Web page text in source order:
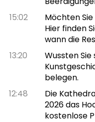
15:02
Möchten Sie
Hier finden
wann die
13:20
Wussten Sie
belegen.
12:48
Die
2026 das
kostenlose